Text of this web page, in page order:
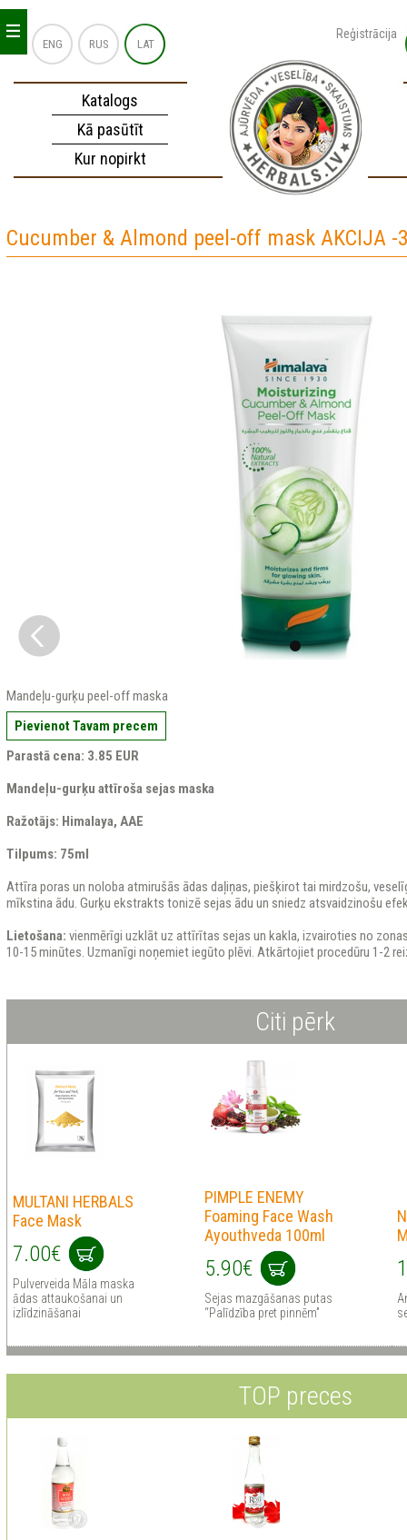
ENG RUS LAT
Reģistrācija
Katalogs
Kā pasūtīt
Kur nopirkt
_
_
_
Cucumber & Almond peel-off mask AKCIJA -
Mandeļu-gurķu peel-off maska
Pievienot Tavam precem
Parastā cena: 3.85 EUR
Mandeļu-gurķu attīroša sejas maska
Ražotājs: Himalaya, AAE
Tilpums: 75ml
Attīra poras un noloba atmirušās ādas daļiņas, piešķirot tai mirdzošu,
mīkstina ādu. Gurķu ekstrakts tonizē sejas ādu un sniedz atsvaidzinošu
Lietošana: vienmērīgi uzklāt uz attīrītas sejas un kakla, izvairoties no
10-15 minūtes. Uzmanīgi noņemiet iegūto plēvi. Atkārtojiet procedūru 1-2
Citi pērk
MULTANI HERBALS
Face Mask
7.00€
Pulverveida Māla maska
ādas attaukošanai un
izlīdzināšanai
PIMPLE ENEMY
Foaming Face Wash
Ayouthveda 100ml
5.90€
Sejas mazgāšanas putas
“Palīdzība pret pinnēm”
TOP preces